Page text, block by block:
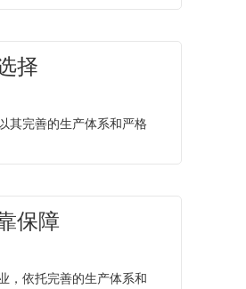
择
其完善的生产体系和严格
保障
，依托完善的生产体系和